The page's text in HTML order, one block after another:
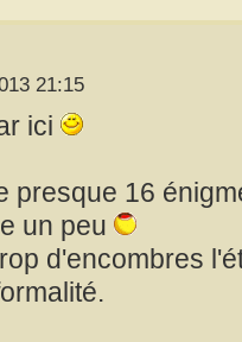
21:15
ici
presque 16
un peu
d'encombres